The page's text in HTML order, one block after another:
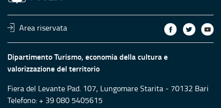
Area riservata
Dipartimento Turismo, economia della cultura e
valorizzazione del territorio
Fiera del Levante Pad. 107, Lungomare Starita - 70132 Bari
Telefono: + 39 080 5405615